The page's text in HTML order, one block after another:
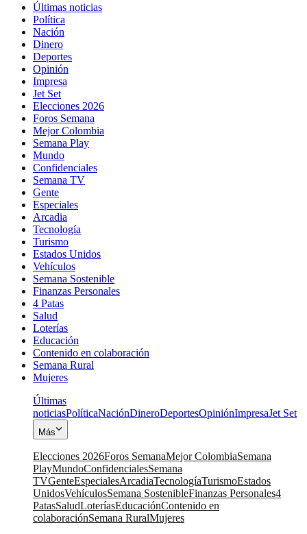
Últimas noticias
Política
Nación
Dinero
Deportes
Opinión
Impresa
Jet Set
Elecciones 2026
Foros Semana
Mejor Colombia
Semana Play
Mundo
Confidenciales
Semana TV
Gente
Especiales
Arcadia
Tecnología
Turismo
Estados Unidos
Vehículos
Semana Sostenible
Finanzas Personales
4 Patas
Salud
Loterías
Educación
Contenido en colaboración
Semana Rural
Mujeres
Últimas
noticiasPolíticaNaciónDineroDeportesOpiniónImpresaJet Set
Más
Elecciones 2026Foros SemanaMejor ColombiaSemana
PlayMundoConfidencialesSemana
TVGenteEspecialesArcadiaTecnologíaTurismoEstados
UnidosVehículosSemana SostenibleFinanzas Personales4
PatasSaludLoteríasEducaciónContenido en
colaboraciónSemana RuralMujeres